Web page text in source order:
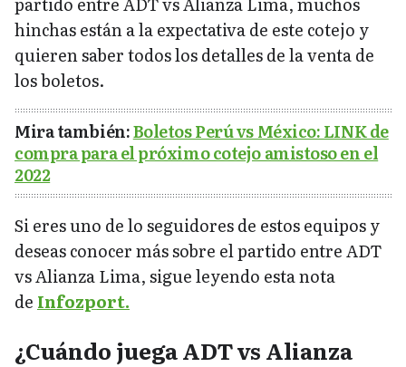
hinchas están a la expectativa de este cotejo y
quieren saber todos los detalles de la venta de
los boletos.
Mira también:Boletos Perú vs México: LINK de
compra para el próximo cotejo amistoso en el
2022
Si eres uno de lo seguidores de estos equipos y
deseas conocer más sobre el partido entre ADT
vs Alianza Lima, sigue leyendo esta nota
de Infozport.
¿Cuándo juega ADT vs Alianza